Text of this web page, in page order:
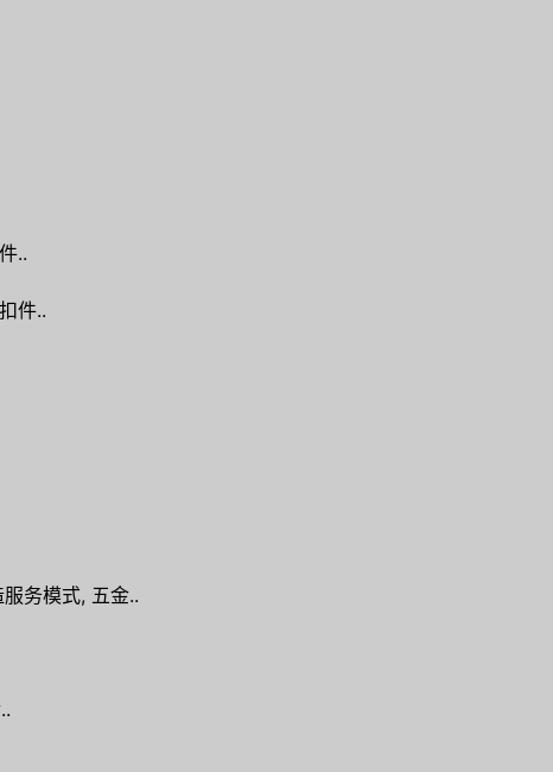
..
件..
务模式, 五金..